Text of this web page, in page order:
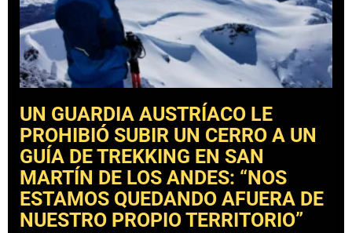
UN GUARDIA AUSTRÍACO LE
PROHIBIÓ SUBIR UN CERRO A UN
GUÍA DE TREKKING EN SAN
MARTÍN DE LOS ANDES: “NOS
ESTAMOS QUEDANDO AFUERA DE
NUESTRO PROPIO TERRITORIO”